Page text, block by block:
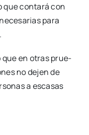
que con­ta­rá con
para
que en otras prue­
no dejen de
a esca­sas